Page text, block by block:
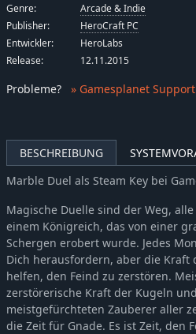
BESCHREIBUNG
Marble Duel als Steam Key bei
Magische Duelle sind der Weg,
einem Königreich, das von einer
Schergen erobert wurde. Jedes
Dich herausfordern, aber die
helfen, den Feind zu zerstören.
zerstörerische Kraft der Kugeln
meistgefürchteten Zauberer aller
die Zeit für Gnade. Es ist Zeit, den
Genre:
Arcade & Indie
Publisher:
HeroCraft PC
Entwickler:
HeroLabs
Release:
12.11.2015
Probleme? » Gamesplanet Support